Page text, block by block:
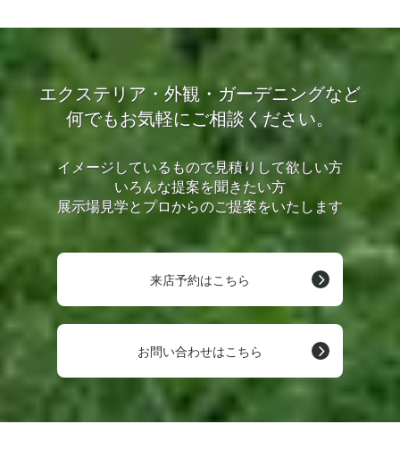
エクステリア・外観・ガーデニングなど
何でもお気軽にご相談ください。
イメージしているもので見積りして欲しい方
いろんな提案を聞きたい方
展示場見学とプロからのご提案をいたします
来店予約はこちら
お問い合わせはこちら